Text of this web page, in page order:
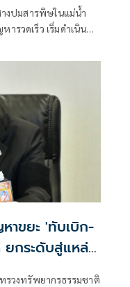
รวดเร็ว เริ่มดำเนิน
าขยะ 'ทับเบิก-
ยกระดับสู่แหล่ง
ายได้ควบคู่
รวงทรัพยากรธรรมชาติ